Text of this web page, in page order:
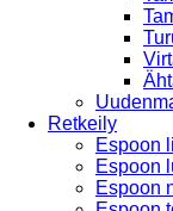
Retkeily
Espoon
Espoon
Espoon